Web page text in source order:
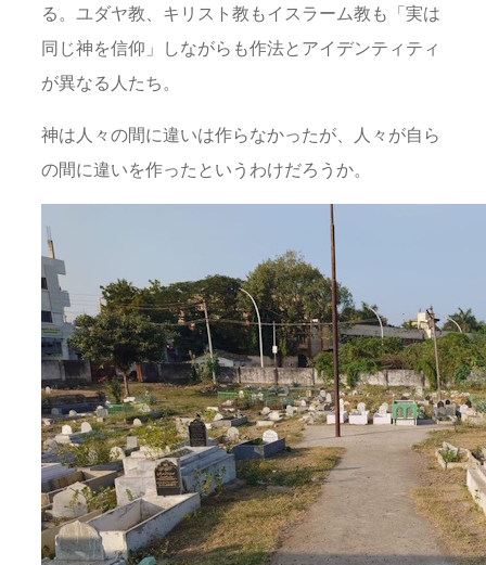
る。ユダヤ教、キリスト教もイスラーム教も「実は
同じ神を信仰」しながらも作法とアイデンティティ
が異なる人たち。
神は人々の間に違いは作らなかったが、人々が自ら
の間に違いを作ったというわけだろうか。